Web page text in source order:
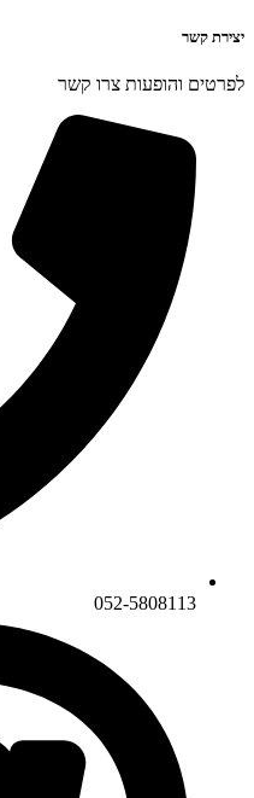
יצירת קשר
לפרטים והופעות צרו קשר
052-5808113